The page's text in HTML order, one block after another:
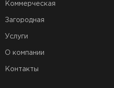
Коммерческая
Загородная
Услуги
О компании
Контакты